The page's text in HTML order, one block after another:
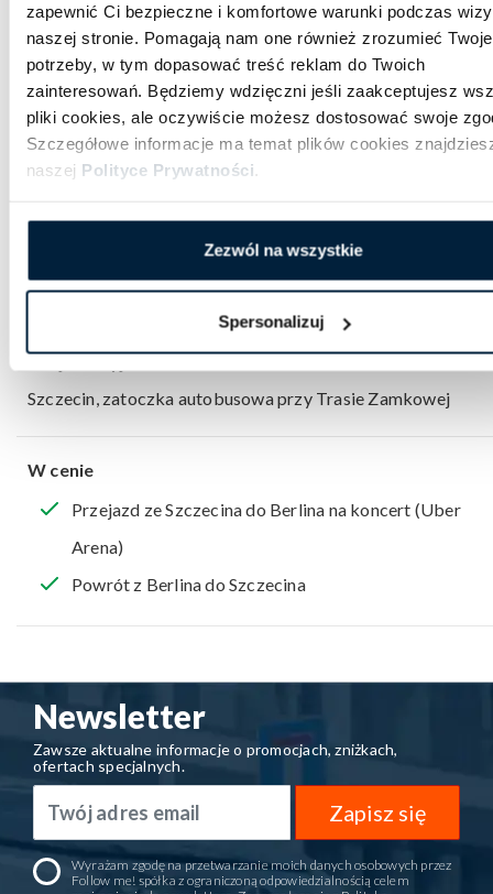
zapewnić Ci bezpieczne i komfortowe warunki podczas
naszej stronie. Pomagają nam one również zrozumieć Twoje
potrzeby, w tym dopasować treść reklam do Twoich
zainteresowań. Będziemy wdzięczni jeśli zaakceptujesz
pliki cookies, ale oczywiście możesz dostosować swoje
Szczegółowe informacje ma temat plików cookies
naszej Polityce Prywatności.
Zezwól na wszystkie
Spersonalizuj
Uwaga: Każdy uczestnik wycieczki powinien
posiadać ważnydowód osobisty lub paszport.
Sprawdźregulamin wyjazdu
Data i godzina wyjazdu
4 listopada 2026, godz. 14:30
Miejsce wyjazdu
Szczecin, zatoczka autobusowa przy Trasie Zamkowej
W cenie
Przejazd ze Szczecina do Berlina na koncert (Uber
Arena)
Powrót z Berlina do Szczecina
Newsletter
Zawsze aktualne informacje o promocjach, zniżkach,
ofertach specjalnych.
Zapisz się
Wyrażam zgodę na przetwarzanie moich danych osobowych przez
Follow me! spółka z ograniczoną odpowiedzialnością celem